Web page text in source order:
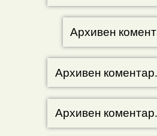
Архивен
Архивен коментар.
Архивен коментар.